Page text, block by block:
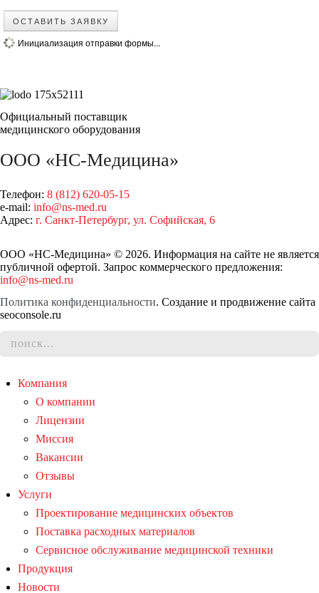
ОСТАВИТЬ ЗАЯВКУ
Инициализация отправки формы...
Официальный поставщик
медицинского оборудования
ООО «НС-Медицина»
Телефон: 8 (812) 620-05-15
e-mail: info@ns-med.ru
Адрес: г. Санкт-Петербург, ул. Софийская, 6
ООО «НС-Медицина» © 2026. Информация на сайте не является
публичной офертой. Запрос коммерческого предложения:
info@ns-med.ru
Политика конфиденциальности. Создание и продвижение сайта
seoconsole.ru
Компания
О компании
Лицензии
Миссия
Вакансии
Отзывы
Услуги
Проектирование медицинских объектов
Поставка расходных материалов
Сервисное обслуживание медицинской техники
Продукция
Новости